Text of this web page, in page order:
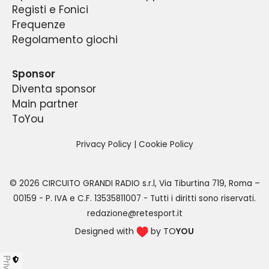
Registi e Fonici
Frequenze
Regolamento giochi
Sponsor
Diventa sponsor
Main partner
ToYou
Privacy Policy| Cookie Policy
© 2026 CIRCUITO GRANDI RADIO s.r.l, Via Tiburtina 719, Roma –
00159 - P. IVA e C.F. 13535811007 - Tutti i diritti sono riservati.
redazione@retesport.it
Designed with by TOYOU